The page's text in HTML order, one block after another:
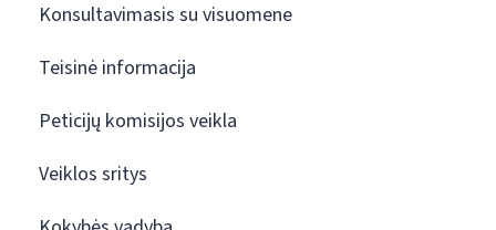
Konsultavimasis su visuomene
Teisinė informacija
Peticijų komisijos veikla
Veiklos sritys